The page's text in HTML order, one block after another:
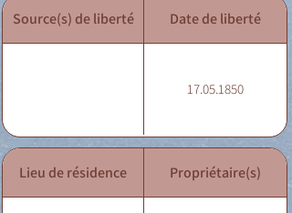
Source(s) de liberté Date de liberté
17.05.1850
Lieu de résidence Propriétaire(s)